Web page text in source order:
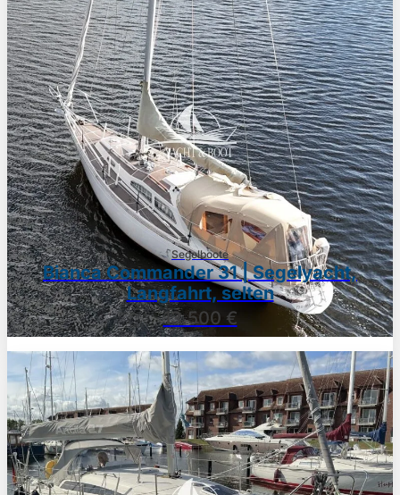
Segelboote
Bianca Commander 31 | Segelyacht,
Langfahrt, selten
13.500 €